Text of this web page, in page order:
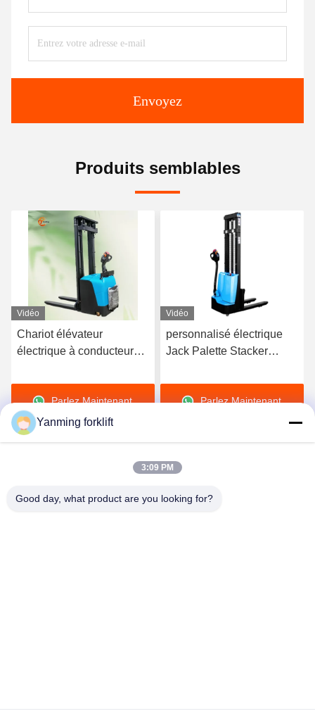
Envoyez
Produits semblables
Vidéo
personnalisé électrique
Jack Palette Stacker
1600mm Hauteur Pouvoir
piétonnierParlez Maintenant.
Vidéo
Chariot élévateur
électrique d'une capacité
hauteur de levage de
3500 mm, avec moteur
Parlez Maintenant.
YANMING WEIGHING AND HANDLING
Yanming forklift
3:09 PM
Good day, what product are you looking for?